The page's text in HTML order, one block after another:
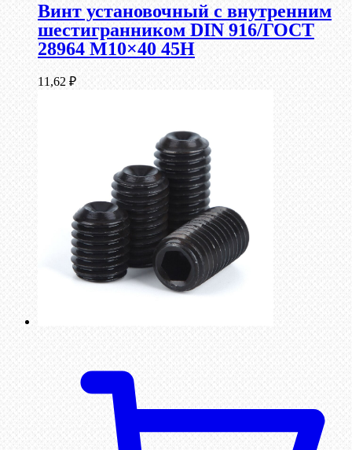
Винт установочный с внутренним
шестигранником DIN 916/ГОСТ
28964 М10×40 45Н
11,62 ₽